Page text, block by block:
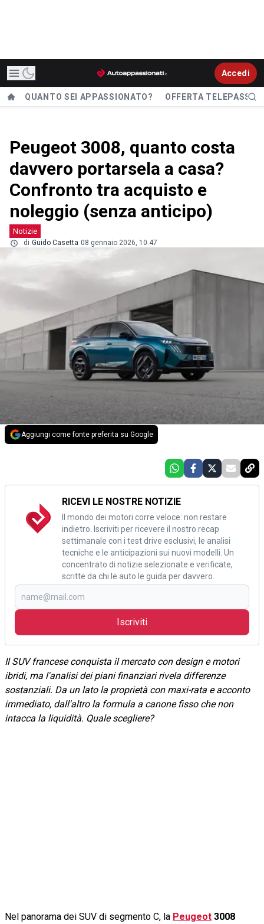
Accedi
QUANTO SEI APPASSIONATO? OFFERTA TELEPASS
Peugeot 3008, quanto costa
davvero portarsela a casa?
Confronto tra acquisto e
noleggio (senza anticipo)
Notizie
di Guido Casetta 08 gennaio 2026, 10.47
Aggiungi come fonte preferita su Google
RICEVI LE NOSTRE NOTIZIE
Il mondo dei motori corre veloce: non restare
indietro. Iscriviti per ricevere il nostro recap
settimanale con i test drive esclusivi, le analisi
tecniche e le anticipazioni sui nuovi modelli. Un
concentrato di notizie selezionate e verificate,
scritte da chi le auto le guida per davvero.
Iscriviti
Il SUV francese conquista il mercato con design e motori
ibridi, ma l'analisi dei piani finanziari rivela differenze
sostanziali. Da un lato la proprietà con maxi-rata e acconto
immediato, dall'altro la formula a canone fisso che non
intacca la liquidità. Quale scegliere?
Nel panorama dei SUV di segmento C, la Peugeot 3008